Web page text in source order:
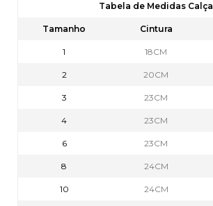
Tabela de Medidas Calça
Tamanho Cintura
1 18CM
2 20CM
3 23CM
4 23CM
6 23CM
8 24CM
10 24CM